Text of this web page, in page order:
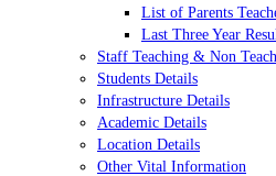
List of Parents
Last Three Year
Staff Teaching & Non
Students Details
Infrastructure Details
Academic Details
Location Details
Other Vital Information